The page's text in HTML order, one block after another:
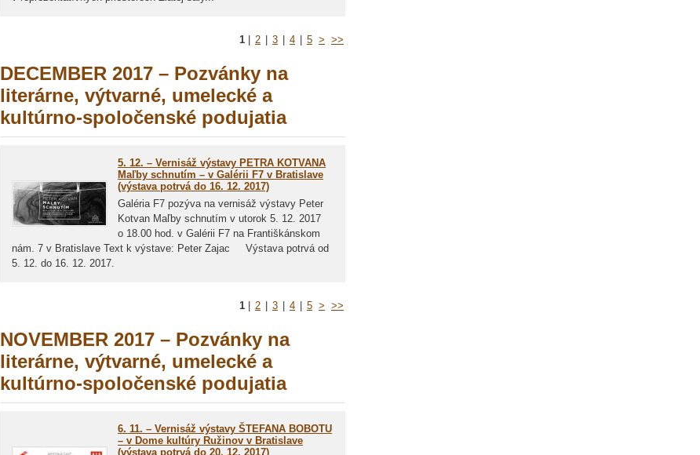
1 2 3 4 5 > >>
DECEMBER 2017 – Pozvánky na
literárne, výtvarné, umelecké a
kultúrno-spoločenské podujatia
5. 12. – Vernisáž výstavy PETRA KOTVANA
Maľby schnutím – v Galérii F7 v Bratislave
(výstava potrvá do 16. 12. 2017)
Galéria F7 pozýva na vernisáž výstavy Peter
Kotvan Maľby schnutím v utorok 5. 12. 2017
o 18.00 hod. v Galérii F7 na Františkánskom
nám. 7 v Bratislave Text k výstave: Peter Zajac Výstava potrvá od
5. 12. do 16. 12. 2017.
1 2 3 4 5 > >>
NOVEMBER 2017 – Pozvánky na
literárne, výtvarné, umelecké a
kultúrno-spoločenské podujatia
6. 11. – Vernisáž výstavy ŠTEFANA BOBOTU
– v Dome kultúry Ružinov v Bratislave
(výstava potrvá do 20. 12. 2017)